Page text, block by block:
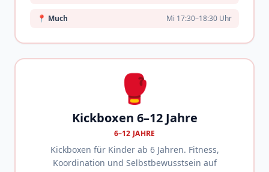
📍 Much Mi 17:30–18:30 Uhr
🥊
Kickboxen 6–12 Jahre
6–12 JAHRE
Kickboxen für Kinder ab 6 Jahren. Fitness,
Koordination und Selbstbewusstsein auf